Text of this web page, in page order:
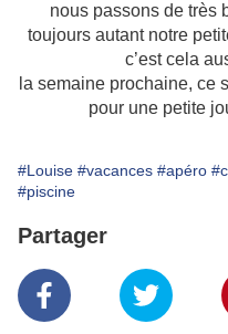
nous passons de très
toujours autant notre
c’est cela
la semaine prochaine, ce
pour une petite
#Louise #vacances #apéro
#piscine
Partager